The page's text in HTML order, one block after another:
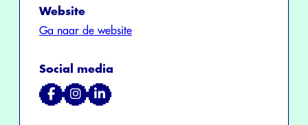
Website
Ga naar de website
Social media